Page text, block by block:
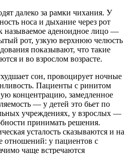
далеко за рамки чихания. У
носа и дыхание через рот
называемое аденоидное лицо —
рот, узкую верхнюю челюсть
показывают, что такие
и во взрослом возрасте.
сон, провоцирует ночные
Пациенты с ринитом
концентрацию, замедленное
— у детей это бьет по
учреждениях, у взрослых —
принимать решения.
усталость сказываются и на
отношений: у пациентов с
чаще встречаются